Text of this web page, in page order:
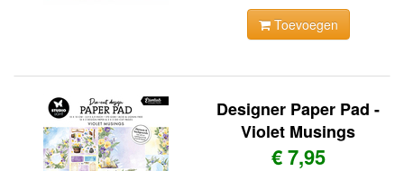
Toevoegen
Designer Paper Pad -
Violet Musings
€ 7,95